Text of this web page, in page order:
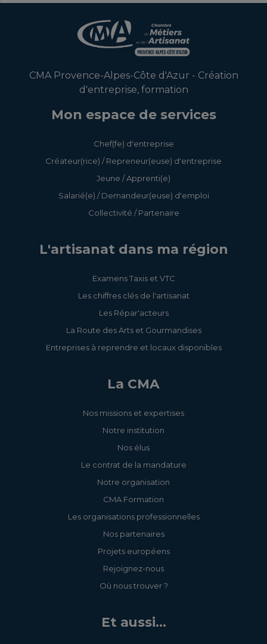
CMA Provence-Alpes-Côte d'Azur - Création
d'entreprise, formation
Mon espace de services
Chef(fe) d'entreprise
Créateur(rice) / Repreneur(euse) d'entreprise
Jeune / Apprenti(e)
Salarié(e) / Demandeur(euse) d'emploi
Collectivité / Partenaire
L'artisanat dans ma région
Examens Taxis et VTC
Les chiffres clés de l'artisanat
Les Répar'acteurs
La Route des Arts et Gourmandises
Entreprises à reprendre et locaux disponibles
La CMA
Nos missions et expertises
Notre institution
Nos élus
Le contrat de la mandature
Notre organisation
CMA Formation
Les organisations professionnelles
Nos partenaires
Projets européens
Rejoignez-nous
Où nous trouver ?
Et aussi...